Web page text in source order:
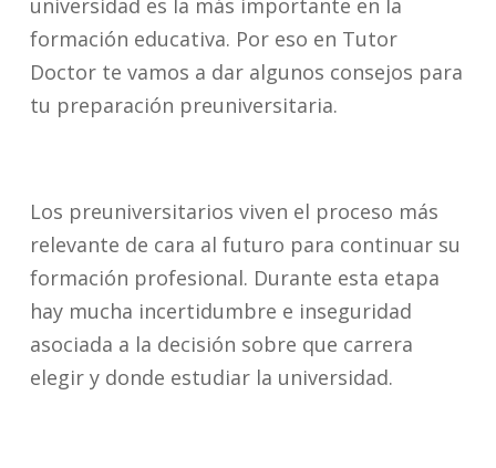
universidad es la más importante en la
formación educativa. Por eso en Tutor
Doctor te vamos a dar algunos consejos para
tu preparación preuniversitaria.
Los preuniversitarios viven el proceso más
relevante de cara al futuro para continuar su
formación profesional. Durante esta etapa
hay mucha incertidumbre e inseguridad
asociada a la decisión sobre que carrera
elegir y donde estudiar la universidad.